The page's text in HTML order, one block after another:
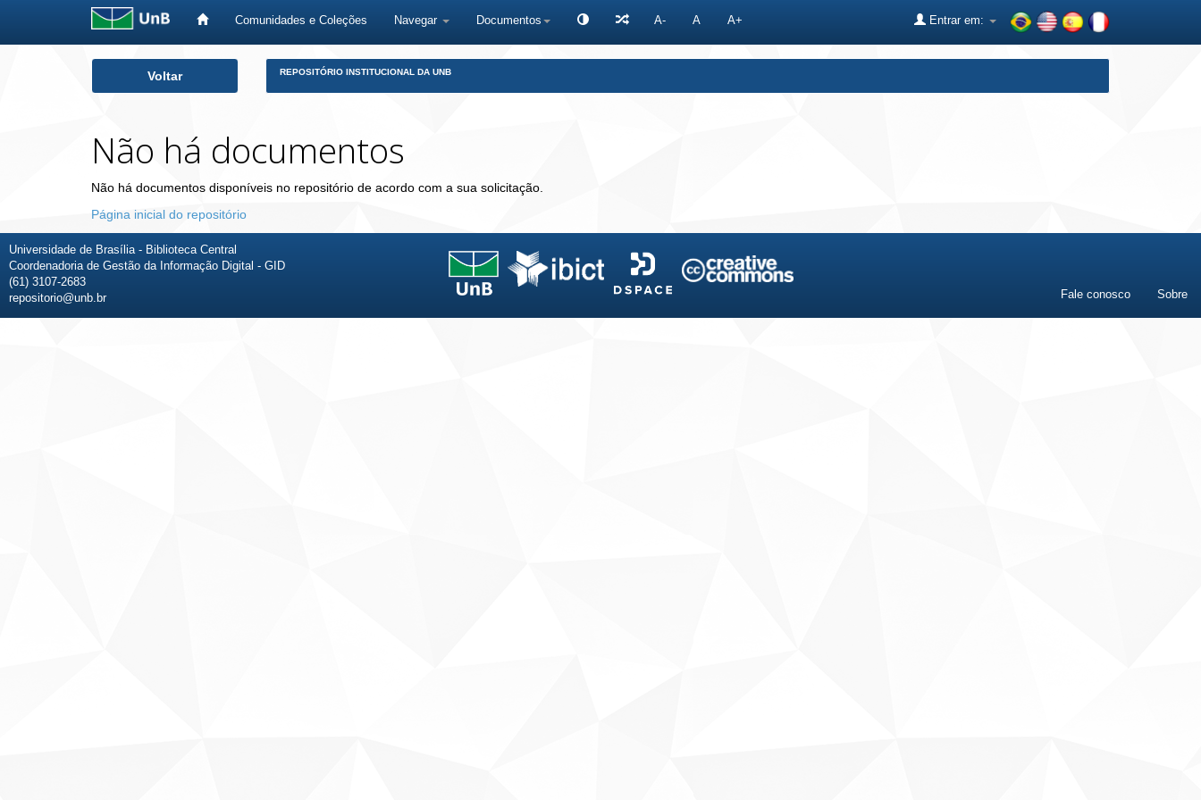
Comunidades e Coleções Navegar Documentos A- A A+ Entrar em:
Voltar REPOSITÓRIO INSTITUCIONAL DA UNB
Não há documentos
Não há documentos disponíveis no repositório de acordo com a sua solicitação.
Página inicial do repositório
Universidade de Brasília - Biblioteca Central
Coordenadoria de Gestão da Informação Digital - GID
(61) 3107-2683
repositorio@unb.br
Fale conosco Sobre